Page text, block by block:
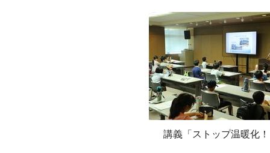
講義「ストップ温暖化